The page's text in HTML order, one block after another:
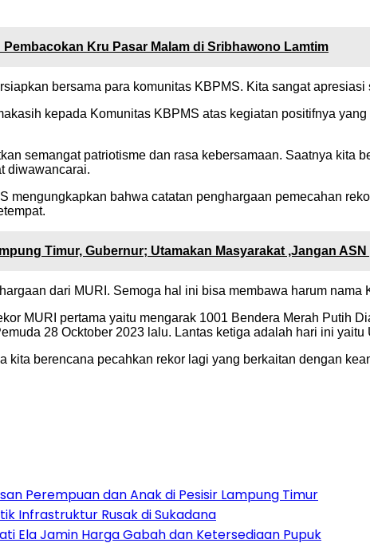
Kru Pasar Malam di Sribhawono Lamtim
bersama para komunitas KBPMS. Kita sangat
kepada Komunitas KBPMS atas kegiatan positifnya
semangat patriotisme dan rasa kebersamaan. Saatnya
diwawancarai.
mengungkapkan bahwa catatan penghargaan pemecahan
Timur, Gubernur; Utamakan Masyarakat ,Jangan
dari MURI. Semoga hal ini bisa membawa harum
MURI pertama yaitu mengarak 1001 Bendera Merah Putih
28 Ocktober 2023 lalu. Lantas ketiga adalah hari ini
kita berencana pecahkan rekor lagi yang berkaitan dengan
Perempuan dan Anak di Pesisir Lampung Timur
Infrastruktur Rusak di Sukadana
Ela Jamin Harga Gabah dan Ketersediaan Pupuk